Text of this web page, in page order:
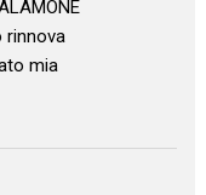
rinnova
mia